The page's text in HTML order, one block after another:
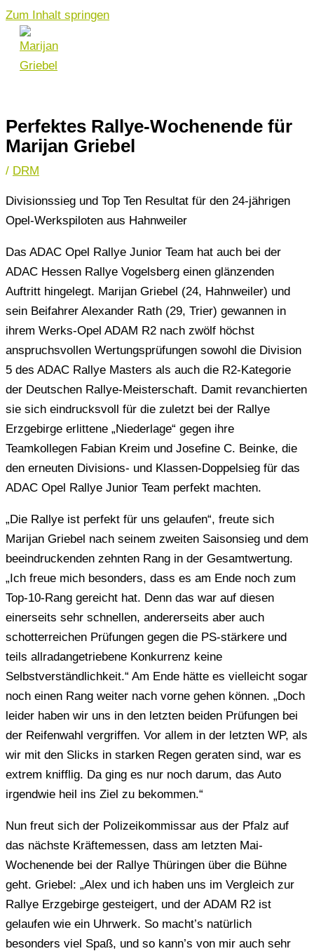
Zum Inhalt springen
Perfektes Rallye-Wochenende für
Marijan Griebel
/ DRM
Divisionssieg und Top Ten Resultat für den 24-jährigen
Opel-Werkspiloten aus Hahnweiler
Das ADAC Opel Rallye Junior Team hat auch bei der
ADAC Hessen Rallye Vogelsberg einen glänzenden
Auftritt hingelegt. Marijan Griebel (24, Hahnweiler) und
sein Beifahrer Alexander Rath (29, Trier) gewannen in
ihrem Werks-Opel ADAM R2 nach zwölf höchst
anspruchsvollen Wertungsprüfungen sowohl die Division
5 des ADAC Rallye Masters als auch die R2-Kategorie
der Deutschen Rallye-Meisterschaft. Damit revanchierten
sie sich eindrucksvoll für die zuletzt bei der Rallye
Erzgebirge erlittene „Niederlage“ gegen ihre
Teamkollegen Fabian Kreim und Josefine C. Beinke, die
den erneuten Divisions- und Klassen-Doppelsieg für das
ADAC Opel Rallye Junior Team perfekt machten.
„Die Rallye ist perfekt für uns gelaufen“, freute sich
Marijan Griebel nach seinem zweiten Saisonsieg und dem
beeindruckenden zehnten Rang in der Gesamtwertung.
„Ich freue mich besonders, dass es am Ende noch zum
Top-10-Rang gereicht hat. Denn das war auf diesen
einerseits sehr schnellen, andererseits aber auch
schotterreichen Prüfungen gegen die PS-stärkere und
teils allradangetriebene Konkurrenz keine
Selbstverständlichkeit.“ Am Ende hätte es vielleicht sogar
noch einen Rang weiter nach vorne gehen können. „Doch
leider haben wir uns in den letzten beiden Prüfungen bei
der Reifenwahl vergriffen. Vor allem in der letzten WP, als
wir mit den Slicks in starken Regen geraten sind, war es
extrem knifflig. Da ging es nur noch darum, das Auto
irgendwie heil ins Ziel zu bekommen.“
Nun freut sich der Polizeikommissar aus der Pfalz auf
das nächste Kräftemessen, dass am letzten Mai-
Wochenende bei der Rallye Thüringen über die Bühne
geht. Griebel: „Alex und ich haben uns im Vergleich zur
Rallye Erzgebirge gesteigert, und der ADAM R2 ist
gelaufen wie ein Uhrwerk. So macht’s natürlich
besonders viel Spaß, und so kann’s von mir auch sehr